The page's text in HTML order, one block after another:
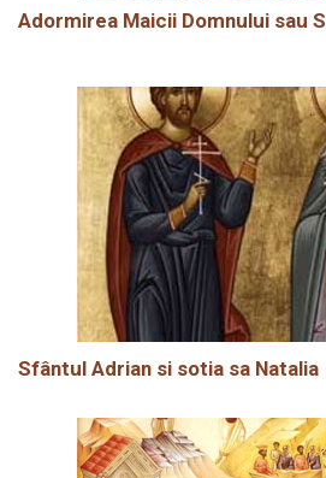
Adormirea Maicii Domnului sau
Sfântul Adrian si sotia sa Natalia